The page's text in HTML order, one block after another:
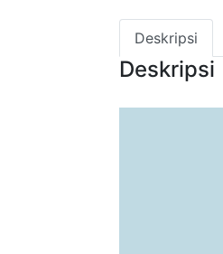
Deskripsi
Deskripsi